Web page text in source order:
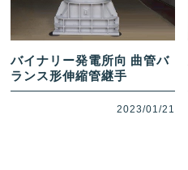
バイナリー発電所向 曲管バ
ランス形伸縮管継手
2023/01/21